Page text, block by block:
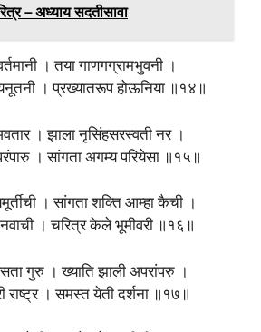
– अध्याय सदतीसावा
। तया गाणगग्रामभुवनी ।
। प्रख्यातरूप होऊनिया ॥१४॥
। झाला नृसिंहसरस्वती नर ।
। सांगता अगम्य परियेसा ॥१५॥
। सांगता शक्ति आम्हा कैची ।
। चरित्र केले भूमीवरी ॥१६॥
गुरु । ख्याति झाली अपरांपरु ।
राष्ट्र । समस्त येती दर्शना ॥१७॥